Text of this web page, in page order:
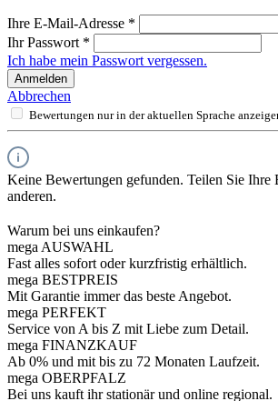
Ihre E-Mail-Adresse *
Ihr Passwort *
Ich habe mein Passwort vergessen.
Anmelden
Abbrechen
Bewertungen nur in der aktuellen Sprache
Keine Bewertungen gefunden. Teilen Sie Ihre
anderen.
Warum bei uns einkaufen?
mega AUSWAHL
Fast alles sofort oder kurzfristig erhältlich.
mega BESTPREIS
Mit Garantie immer das beste Angebot.
mega PERFEKT
Service von A bis Z mit Liebe zum Detail.
mega FINANZKAUF
Ab 0% und mit bis zu 72 Monaten Laufzeit.
mega OBERPFALZ
Bei uns kauft ihr stationär und online regional.